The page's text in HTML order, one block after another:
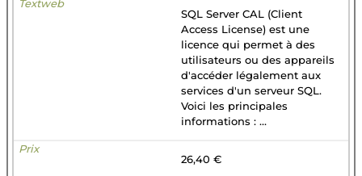
SQL Server CAL (Client
Access License) est une
licence qui permet à des
utilisateurs ou des appareils
d'accéder légalement aux
services d'un serveur SQL.
Voici les principales
informations : ...
26,40 €